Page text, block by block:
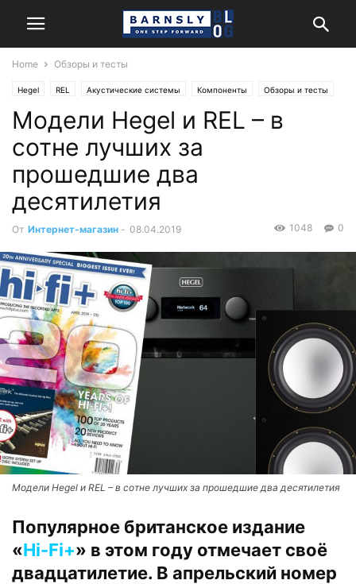
Home Обзоры и тесты
Hegel REL Акустические системы Компоненты Обзоры и тесты
Стерео
Модели Hegel и REL – в
сотне лучших за
прошедшие два
десятилетия
От Интернет-магазин - 08.04.2019 0
1048
Модели Hegel и REL – в сотне лучших за прошедшие два десятилетия
Популярное британское издание
«Hi-Fi+» в этом году отмечает своё
двадцатилетие. В апрельский номер